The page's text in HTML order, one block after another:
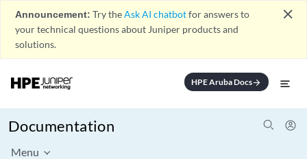
Announcement: Try theAsk AI chatbotfor answers to
your technical questions about Juniper products and
solutions.
close
HPE Aruba Docsarrow_forward
Documentation
Menu